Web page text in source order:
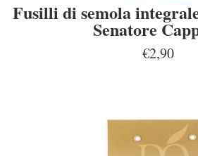
Fusilli di semola
Senatore
€2,90